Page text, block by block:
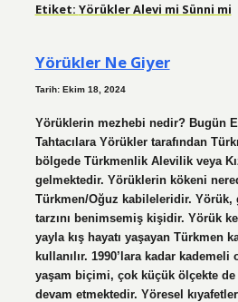
Etiket: Yörükler Alevi mi Sünni mi
Yörükler Ne Giyer
Tarih: Ekim 18, 2024
Yörüklerin mezhebi nedir? Bugün
Tahtacılara Yörükler tarafından
bölgede Türkmenlik Alevilik veya
gelmektedir. Yörüklerin kökeni
Türkmen/Oğuz kabileleridir. Yörük,
tarzını benimsemiş kişidir. Yörük
yayla kış hayatı yaşayan Türkmen
kullanılır. 1990’lara kadar
yaşam biçimi, çok küçük ölçekte
devam etmektedir. Yöresel